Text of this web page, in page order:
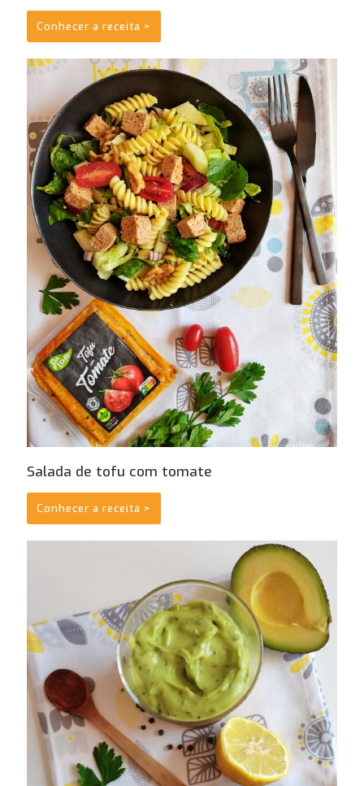
Conhecer a receita >
Salada de tofu com tomate
Conhecer a receita >